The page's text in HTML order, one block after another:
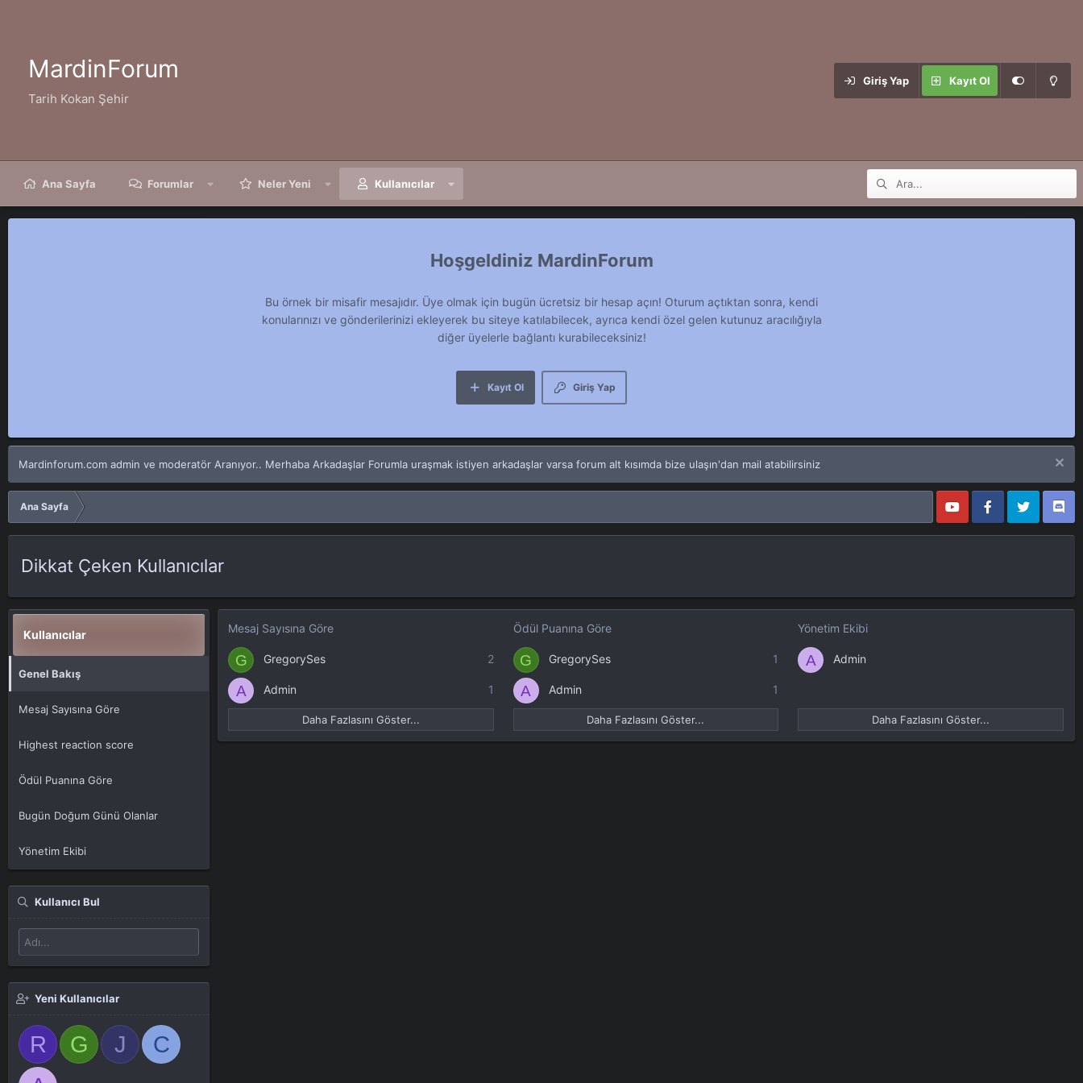
MardinForum
Tarih Kokan Şehir
Giriş Yap Kayıt Ol
Ana Sayfa Forumlar Neler Yeni Kullanıcılar
MardinForum
Bu örnek bir misafir mesajıdır. Üye olmak için bugün ücretsiz bir hesap açın! Oturum açtıktan sonra, kendi
konularınızı ve gönderilerinizi ekleyerek bu siteye katılabilecek, ayrıca kendi özel gelen kutunuz aracılığıyla
diğer üyelerle bağlantı kurabileceksiniz!
Giriş Yap
Kayıt Ol
Mardinforum.com admin ve moderatör Aranıyor.. Merhaba Arkadaşlar Forumla uraşmak istiyen arkadaşlar varsa forum alt kısımda bize ulaşın'dan mail atabilirsiniz
Ana Sayfa
Dikkat Çeken Kullanıcılar
Kullanıcılar
Genel Bakış
Mesaj Sayısına Göre
Highest reaction score
Ödül Puanına Göre
Bugün Doğum Günü Olanlar
Yönetim Ekibi
Kullanıcı Bul
Yeni Kullanıcılar
R G J
C
Mesaj Sayısına Göre
G 2
GregorySes
A 1
Admin
Daha Fazlasını Göster...
Ödül Puanına Göre
G 1
GregorySes
A 1
Admin
Daha Fazlasını Göster...
Yönetim Ekibi
A Admin
Daha Fazlasını Göster...